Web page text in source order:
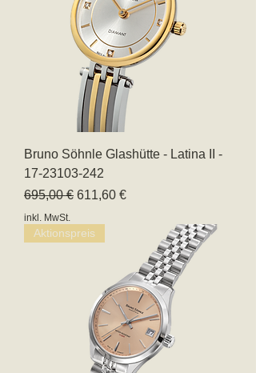
Bruno Söhnle Glashütte - Latina II -
17-23103-242
Standardpreis
695,00 € Sale-Preis
611,60 €
inkl. MwSt.
Aktionspreis